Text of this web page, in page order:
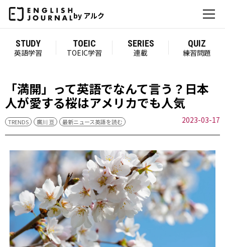
by アルク
STUDY
英語学習
TOEIC
TOEIC学習
SERIES
連載
QUIZ
練習問題
「満開」って英語でなんて言う？日本
人が愛する桜はアメリカでも人気
TRENDS 廣川 亘 最新ニュース英語を読む 2023-03-17